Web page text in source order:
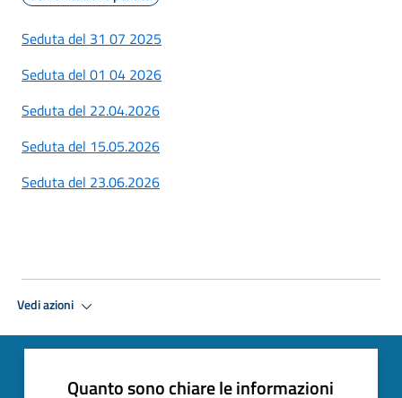
Seduta del 31 07 2025
Seduta del 01 04 2026
Seduta del 22.04.2026
Seduta del 15.05.2026
Seduta del 23.06.2026
Vedi azioni
Quanto sono chiare le informazioni